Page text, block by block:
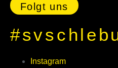
Folgt uns
Instagram